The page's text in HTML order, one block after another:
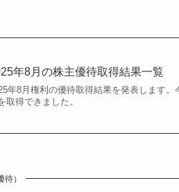
年8月の株主優待取得結果一覧
年8月権利の優待取得結果を発表します
取得できました。
）